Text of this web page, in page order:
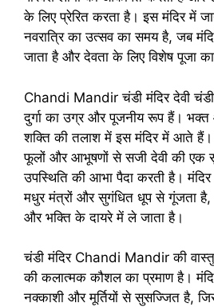
के लिए प्रेरित करता है। इस मंदिर में
नवरात्रि का उत्सव का समय है, जब
जाता है और देवता के लिए विशेष पूजा
Chandi Mandir चंडी मंदिर देवी चंडी
दुर्गा का उग्र और पूजनीय रूप हैं। भक्त
शक्ति की तलाश में इस मंदिर में आते हैं।
फूलों और आभूषणों से सजी देवी की एक
उपस्थिति की आभा पैदा करती है।
मधुर मंत्रों और सुगंधित धूप से गूंजता
और भक्ति के दायरे में ले जाता है।
चंडी मंदिर Chandi Mandir की
की कलात्मक कौशल का प्रमाण है।
नक्काशी और मूर्तियों से सुसज्जित है,